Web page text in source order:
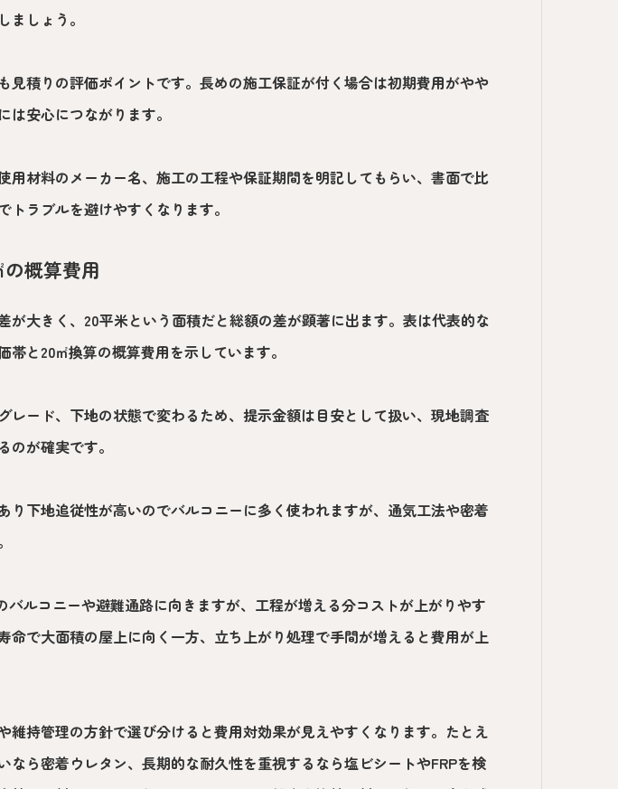
ましょう。
見積りの評価ポイントです。長めの施工保証が付く場合は初期費用がやや
安心につながります。
用材料のメーカー名、施工の工程や保証期間を明記してもらい、書面で比
トラブルを避けやすくなります。
概算費用
が大きく、20平米という面積だと総額の差が顕著に出ます。表は代表的な
帯と20㎡換算の概算費用を示しています。
レード、下地の状態で変わるため、提示金額は目安として扱い、現地調査
のが確実です。
り下地追従性が高いのでバルコニーに多く使われますが、通気工法や密着
バルコニーや避難通路に向きますが、工程が増える分コストが上がりやす
命で大面積の屋上に向く一方、立ち上がり処理で手間が増えると費用が上
維持管理の方針で選び分けると費用対効果が見えやすくなります。たとえ
なら密着ウレタン、長期的な耐久性を重視するなら塩ビシートやFRPを検